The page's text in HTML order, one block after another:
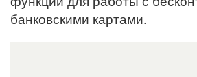
банковскими картами.